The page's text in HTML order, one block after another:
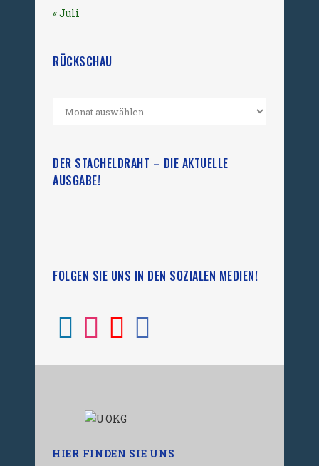
« Juli
RÜCKSCHAU
DER STACHELDRAHT – DIE AKTUELLE
AUSGABE!
FOLGEN SIE UNS IN DEN SOZIALEN MEDIEN!
HIER FINDEN SIE UNS